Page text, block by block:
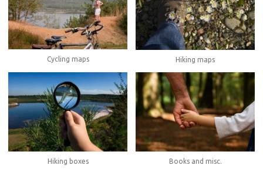
Cycling maps Hiking maps
Hiking boxes Books and misc.